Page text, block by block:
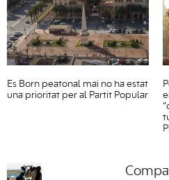
Es Born peatonal mai no ha estat
una prioritat per al Partit Popular